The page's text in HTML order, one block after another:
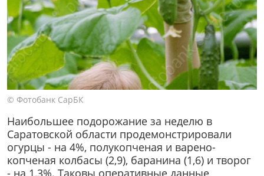
© Фотобанк СарБК
Наибольшее подорожание за неделю в
Саратовской области продемонстрировали
огурцы - на 4%, полукопченая и варено-
копченая колбасы (2,9), баранина (1,6) и творог
- на 1,3%. Таковы оперативные данные